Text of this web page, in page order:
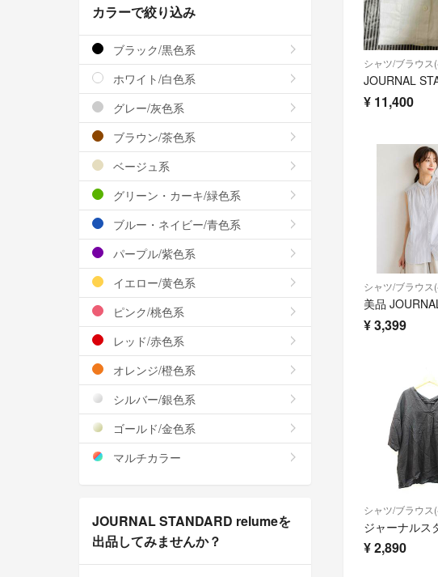
シャツ/ブラウス
¥ 11,400
シャツ/ブラウス
¥3,399
シャツ/ブラウス
¥2,890
カラーで絞り込み
ブラック/黒色系
ホワイト/白色系
グレー/灰色系
ブラウン/茶色系
ベージュ系
グリーン・カーキ/緑色系
ブルー・ネイビー/青色系
パープル/紫色系
イエロー/黄色系
ピンク/桃色系
レッド/赤色系
オレンジ/橙色系
シルバー/銀色系
ゴールド/金色系
マルチカラー
JOURNAL STANDARD relumeを
出品してみませんか？